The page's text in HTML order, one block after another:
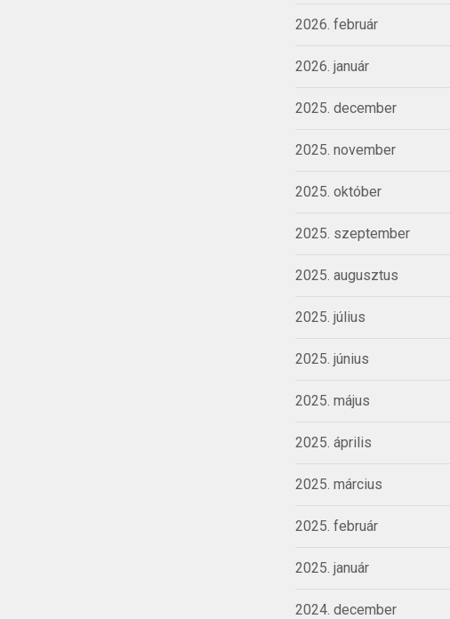
2026. február
2026. január
2025. december
2025. november
2025. október
2025. szeptember
2025. augusztus
2025. július
2025. június
2025. május
2025. április
2025. március
2025. február
2025. január
2024. december